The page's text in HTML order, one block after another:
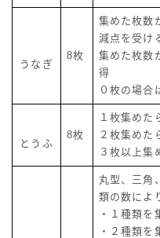
うなぎ
8枚
集めた枚数
減点を受け
集めた枚数
得
０枚の場合
とうふ
8枚
１枚集めた
２枚集めた
３枚以上集
丸型、三角
類の数によ
・１種類を
・２種類を